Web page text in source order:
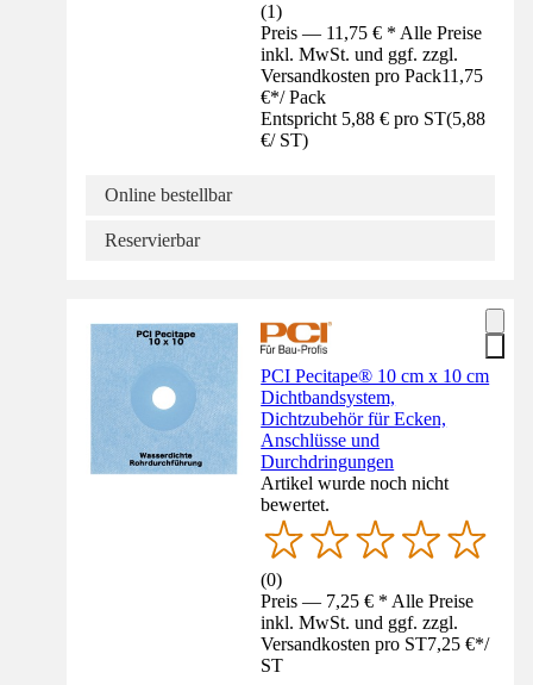
(1)
Preis — 11,75 € * Alle Preise
inkl. MwSt. und ggf. zzgl.
Versandkosten pro Pack11,75
€*/ Pack
Entspricht 5,88 € pro ST(5,88
€/ ST)
Online bestellbar
Reservierbar
PCI Pecitape® 10 cm x 10 cm
Dichtbandsystem,
Dichtzubehör für Ecken,
Anschlüsse und
Durchdringungen
Artikel wurde noch nicht
bewertet.
(0)
Preis — 7,25 € * Alle Preise
inkl. MwSt. und ggf. zzgl.
Versandkosten pro ST7,25 €*/
ST